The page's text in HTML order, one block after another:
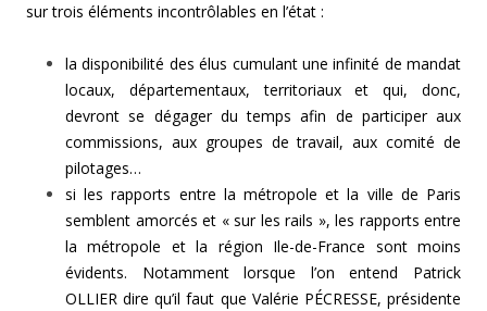
sur trois éléments incontrôlables en l’état :
la disponibilité des élus cumulant une infinité de mandat
locaux, départementaux, territoriaux et qui, donc,
devront se dégager du temps afin de participer aux
commissions, aux groupes de travail, aux comité de
pilotages…
si les rapports entre la métropole et la ville de Paris
semblent amorcés et « sur les rails », les rapports entre
la métropole et la région Ile-de-France sont moins
évidents. Notamment lorsque l’on entend Patrick
OLLIER dire qu’il faut que Valérie PÉCRESSE, présidente